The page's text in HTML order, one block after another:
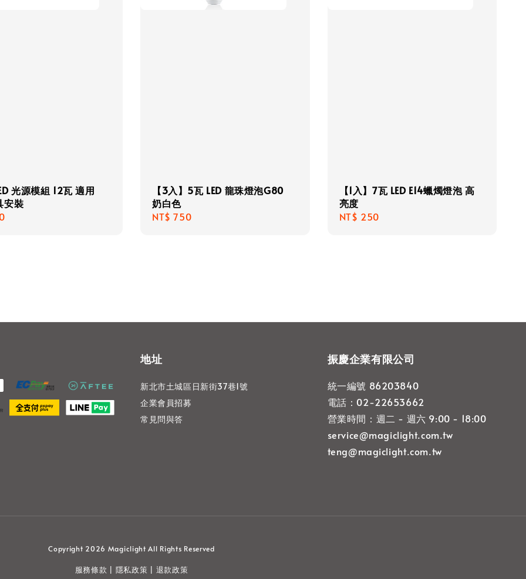
光源模組 12瓦 適用
安裝
【3入】5瓦 LED 龍珠燈泡G80
奶白色
Regular
NT$ 750
【1入】7瓦 LED E14蠟燭燈泡 高
亮度
Regular
NT$ 250
地址
新北市土城區日新街37巷1號
企業會員招募
常見問與答
振慶企業有限公司
統一編號 86203840
電話：02-22653662
營業時間：週二 - 週六 9:00 - 18:00
service@magiclight.com.tw
teng@magiclight.com.tw
Copyright 2026 Magiclight All Rights Reserved
服務條款 | 隱私政策 | 退款政策